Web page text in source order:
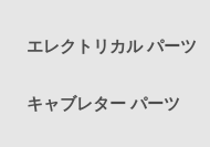
エレクトリカル パーツ
キャブレター パーツ